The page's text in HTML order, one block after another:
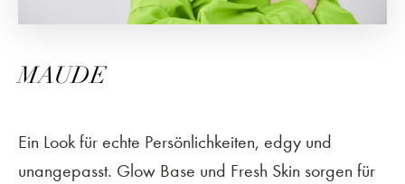
MAUDE
Ein Look für echte Persönlichkeiten, edgy und
unangepasst. Glow Base und Fresh Skin sorgen für